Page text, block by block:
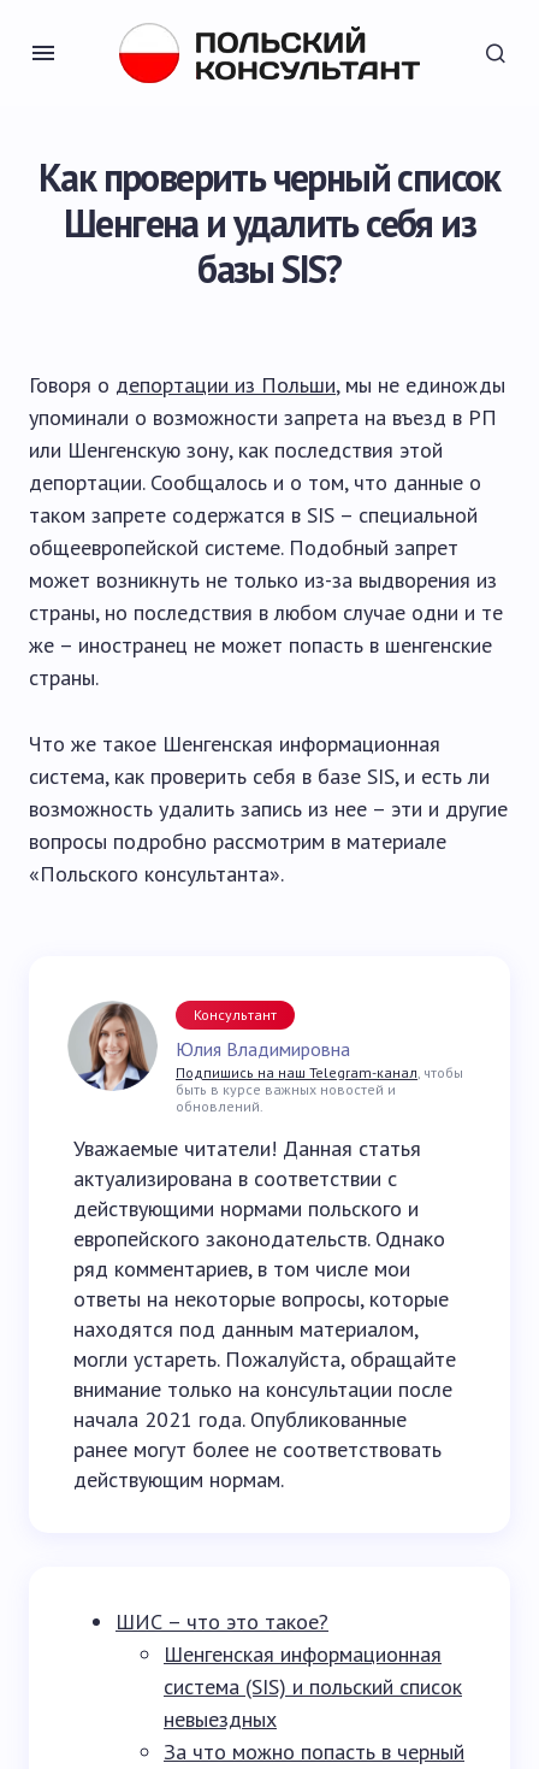
Как проверить черный список
Шенгена и удалить себя из
базы SIS?
Говоря о депортации из Польши, мы не единожды
упоминали о возможности запрета на въезд в РП
или Шенгенскую зону, как последствия этой
депортации. Сообщалось и о том, что данные о
таком запрете содержатся в SIS – специальной
общеевропейской системе. Подобный запрет
может возникнуть не только из-за выдворения из
страны, но последствия в любом случае одни и те
же – иностранец не может попасть в шенгенские
страны.
Что же такое Шенгенская информационная
система, как проверить себя в базе SIS, и есть ли
возможность удалить запись из нее – эти и другие
вопросы подробно рассмотрим в материале
«Польского консультанта».
Консультант
Юлия Владимировна
Подпишись на наш Telegram-канал, чтобы
быть в курсе важных новостей и
обновлений.
Уважаемые читатели! Данная статья
актуализирована в соответствии с
действующими нормами польского и
европейского законодательств. Однако
ряд комментариев, в том числе мои
ответы на некоторые вопросы, которые
находятся под данным материалом,
могли устареть. Пожалуйста, обращайте
внимание только на консультации после
начала 2021 года. Опубликованные
ранее могут более не соответствовать
действующим нормам.
ШИС – что это такое?
Шенгенская информационная
система (SIS) и польский список
невыездных
За что можно попасть в черный